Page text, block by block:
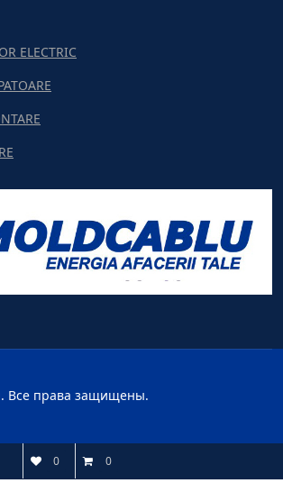
ELECTRIC
Все права защищены.
0 0